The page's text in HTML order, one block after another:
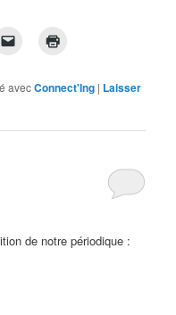
avecConnect'Ing | Laisser
de notre périodique :